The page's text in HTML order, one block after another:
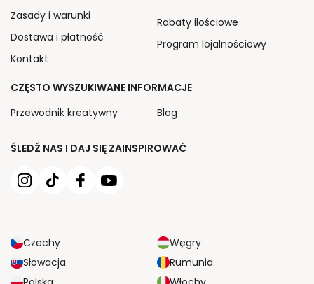
ŚLEDŹ NAS I DAJ SIĘ ZAINSPIROWAĆ
Czechy
Węgry
Słowacja
Rumunia
Zasady i warunki
Dostawa i płatność
Kontakt
Rabaty ilościowe
Program lojalnościowy
CZĘSTO WYSZUKIWANE INFORMACJE
Przewodnik kreatywny
Blog